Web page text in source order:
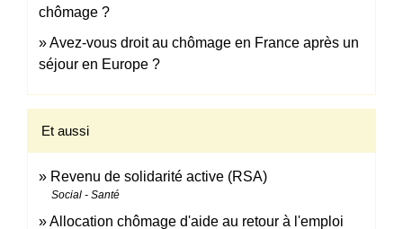
chômage ?
Avez-vous droit au chômage en France après un
séjour en Europe ?
Et aussi
Revenu de solidarité active (RSA)
Social - Santé
Allocation chômage d'aide au retour à l'emploi